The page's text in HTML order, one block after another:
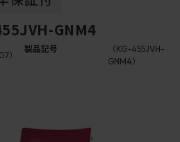
GNM4
）
製品記号
（KG-455JVH-
GNM4）